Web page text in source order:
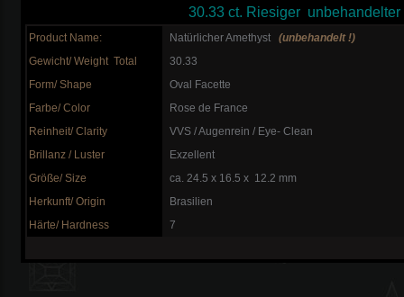
30.33 ct. Riesiger
Product Name: Natürlicher Amethyst (unbehandelt !)
Gewicht/ Weight Total
30.33
Form/ Shape
Oval Facette
Farbe/ Color
Rose de France
Reinheit/ Clarity
VVS / Augenrein / Eye- Clean
Brillanz / Luster
Exzellent
Größe/ Size
ca. 24.5 x 16.5 x 12.2 mm
Herkunft/ Origin
Brasilien
Härte/ Hardness
7